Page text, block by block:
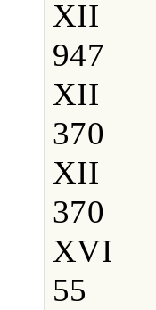
XII
947
XII
370
XII
370
XVI
55